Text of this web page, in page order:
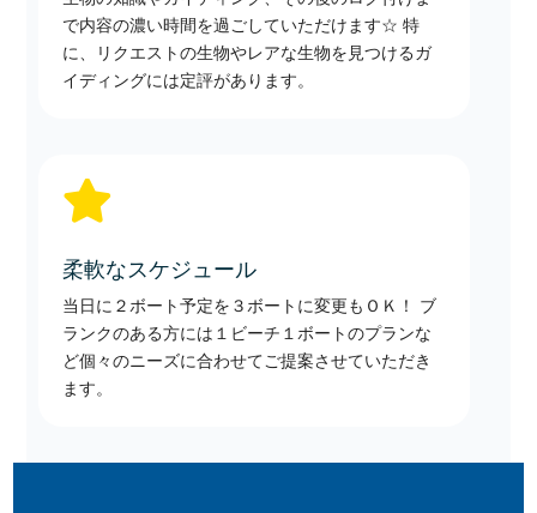
で内容の濃い時間を過ごしていただけます☆ 特
に、リクエストの生物やレアな生物を見つけるガ
イディングには定評があります。

柔軟なスケジュール
当日に２ボート予定を３ボートに変更もＯＫ！ ブ
ランクのある方には１ビーチ１ボートのプランな
ど個々のニーズに合わせてご提案させていただき
ます。